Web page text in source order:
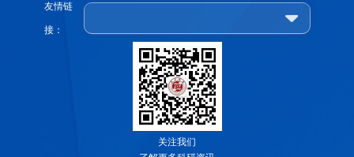
友情链
接：
关注我们